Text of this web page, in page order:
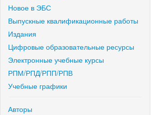
Новое в ЭБС
Выпускные квалификационные работы
Издания
Цифровые образовательные ресурсы
Электронные учебные курсы
РПМ/РПД/РПП/РПВ
Учебные графики
Авторы